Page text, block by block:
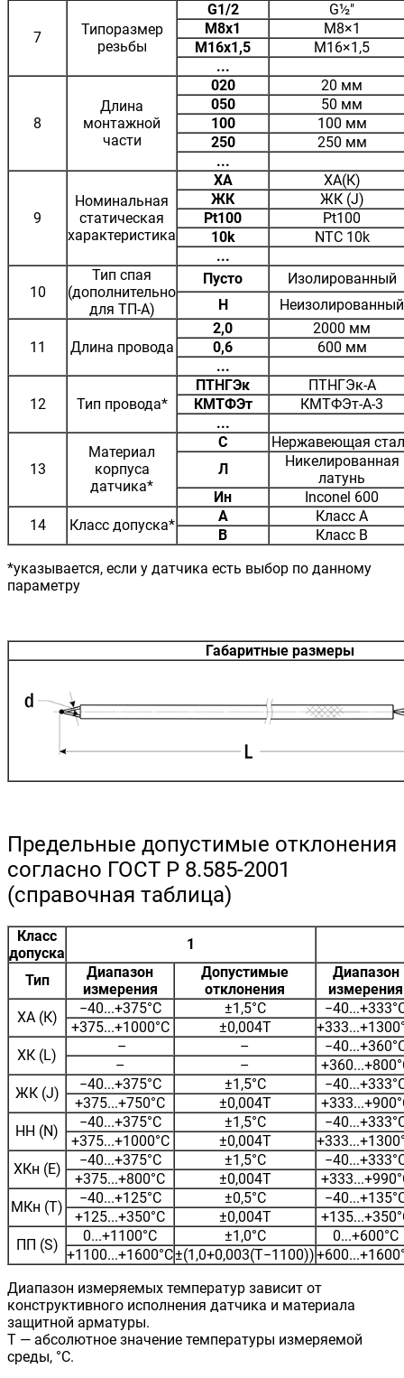
7
Типоразмер
резьбы
G1/2
G½"
M8x1
M8×1
M16x1,5
M16×1,5
...
8
Длина
монтажной
части
020
20 мм
050
50 мм
100
100 мм
250
250 мм
...
9
Номинальная
статическая
характеристика
ХА
ХА(К)
ЖК
ЖК (J)
Pt100
Pt100
10k
NTC 10k
...
10
Тип спая
(дополнительно
для ТП-А)
Пусто
Изолированный
Н
Неизолированный
11 Длина провода
2,0
2000 мм
0,6
600 мм
...
12 Тип провода*
ПТНГЭк
ПТНГЭк-А
КМТФЭт
КМТФЭт-А-3
...
13
Материал
корпуса
датчика*
С
Нержавеющая
Л
Никелированная
латунь
Ин
Inconel 600
14
Класс допуска*
A
Класс А
B
Класс B
*указывается, если у датчика есть выбор по данному
параметру
Габаритные размеры
Предельные допустимые отклонения
согласно ГОСТ Р 8.585-2001
(справочная таблица)
Класс
допуска
1
Тип
Диапазон
измерения
Допустимые
отклонения
Диапазон
измерения
ХА (К)
−40...+375°С ±1,5°С
+375...+1000°С
±0,004Т
ХК (L)
– –
–
–
ЖК (J)
−40...+375°С ±1,5°С
+375...+750°С
±0,004Т
НН (N)
−40...+375°С ±1,5°С
+375...+1000°С
±0,004Т
ХКн (E)
−40...+375°С ±1,5°С
+375...+800°С
±0,004Т
МКн (Т)
−40...+125°С ±0,5°С
+125...+350°С
±0,004Т
ПП (S)
0...+1100°С ±1,0°С
0...+600°С
+1100...+1600°С±(1,0+0,003(Т−1100))
Диапазон измеряемых температур зависит от
конструктивного исполнения датчика и материала
защитной арматуры.
Т — абсолютное значение температуры измеряемой
среды, °С.